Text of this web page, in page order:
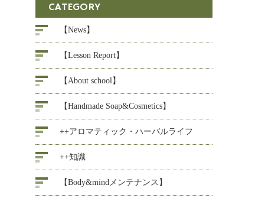
CATEGORY
【News】
【Lesson Report】
【About school】
【Handmade Soap&Cosmetics】
++アロマティック・ハーバルライフ
++知識
【Body&mindメンテナンス】